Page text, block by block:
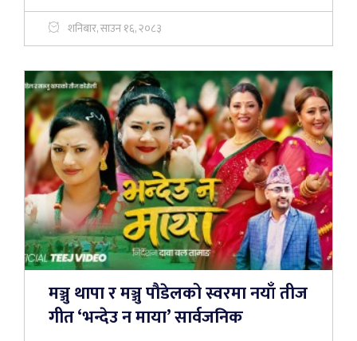
शनिबार, साउन १६, २०८३
मञ्जु थापा र मञ्जु पौडेलको स्वरमा नयाँ तीज
गीत ‘भन्देउ न माया’ सार्वजनिक